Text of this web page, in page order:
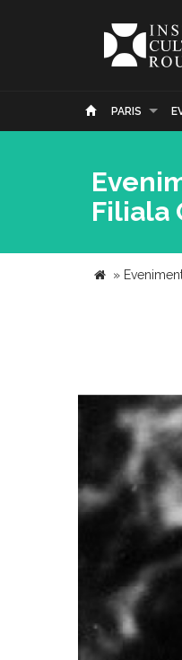
PARIS
Filiala
»